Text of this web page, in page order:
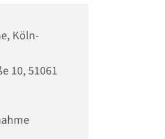
Köln-
10, 51061